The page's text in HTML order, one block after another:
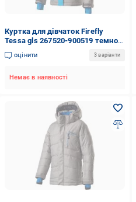
Куртка для дівчаток Firefly
Tessa gls 267520-900519 темно-
синя
оцінити 3 варіанти
Немає в наявності